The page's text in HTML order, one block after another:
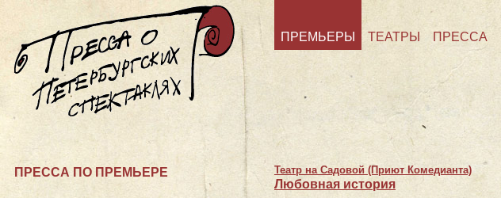
ПРЕМЬЕРЫ ТЕАТРЫ ПРЕССА
Театр на Садовой (Приют Комедианта)
Любовная история
ПРЕССА ПО ПРЕМЬЕРЕ